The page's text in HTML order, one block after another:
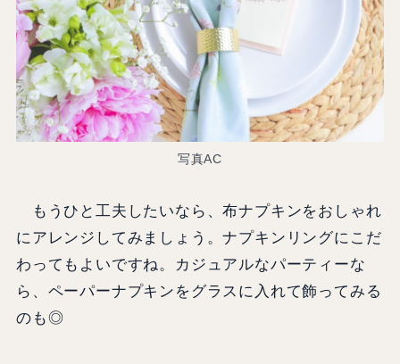
写真AC
もうひと工夫したいなら、布ナプキンをおしゃれ
にアレンジしてみましょう。ナプキンリングにこだ
わってもよいですね。カジュアルなパーティーな
ら、ペーパーナプキンをグラスに入れて飾ってみる
のも◎